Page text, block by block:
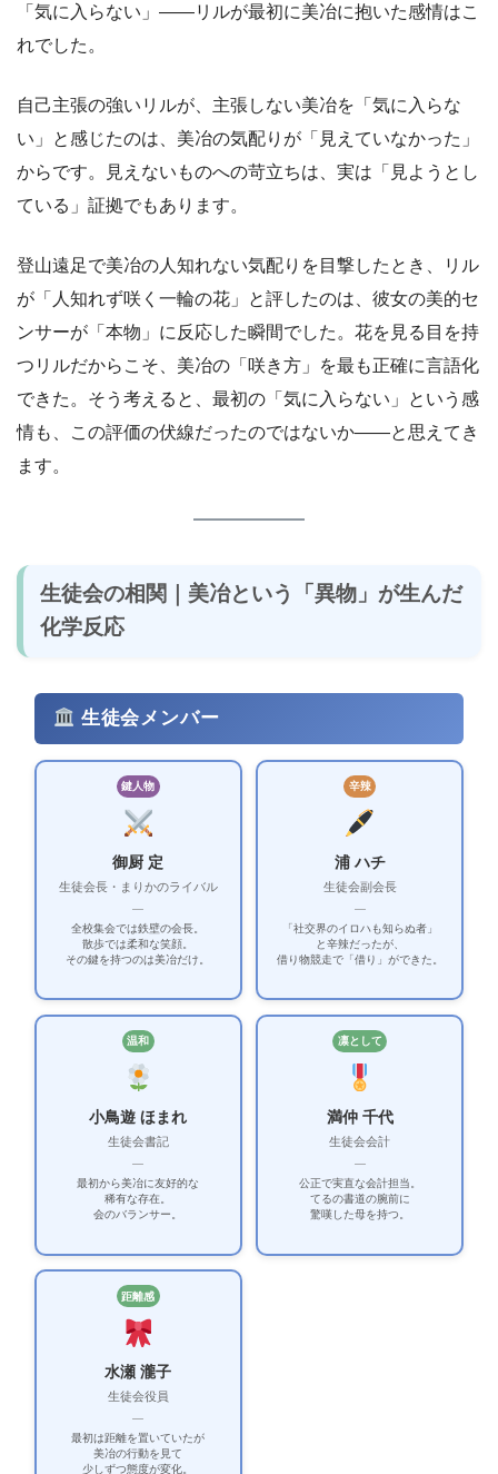
「気に入らない」――リルが最初に美冶に抱いた感情はこ
れでした。
自己主張の強いリルが、主張しない美冶を「気に入らな
い」と感じたのは、美冶の気配りが「見えていなかった」
からです。見えないものへの苛立ちは、実は「見ようとし
ている」証拠でもあります。
登山遠足で美冶の人知れない気配りを目撃したとき、リル
が「人知れず咲く一輪の花」と評したのは、彼女の美的セ
ンサーが「本物」に反応した瞬間でした。花を見る目を持
つリルだからこそ、美冶の「咲き方」を最も正確に言語化
できた。そう考えると、最初の「気に入らない」という感
情も、この評価の伏線だったのではないか――と思えてき
ます。
生徒会の相関｜美冶という「異物」が生んだ
化学反応
生徒会メンバー
鍵人物
御厨 定
生徒会長・まりかのライバル
—
全校集会では鉄壁の会長。
散歩では柔和な笑顔。
その鍵を持つのは美冶だけ。
辛辣
浦 ハチ
生徒会副会長
—
「社交界のイロハも知らぬ者」
と辛辣だったが、
借り物競走で「借り」ができた。
温和
小鳥遊 ほまれ
生徒会書記
—
最初から美冶に友好的な
稀有な存在。
会のバランサー。
凛として
満仲 千代
生徒会会計
—
公正で実直な会計担当。
てるの書道の腕前に
驚嘆した母を持つ。
距離感
水瀬 瀧子
生徒会役員
—
最初は距離を置いていたが
美冶の行動を見て
少しずつ態度が変化。